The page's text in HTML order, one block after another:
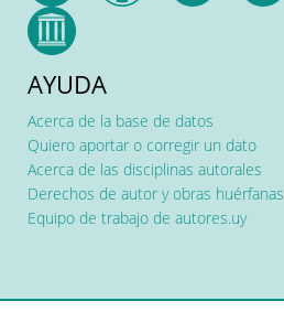
AYUDA
Acerca de la base de datos
Quiero aportar o corregir un dato
Acerca de las disciplinas autorales
Derechos de autor y obras huérfanas
Equipo de trabajo de autores.uy